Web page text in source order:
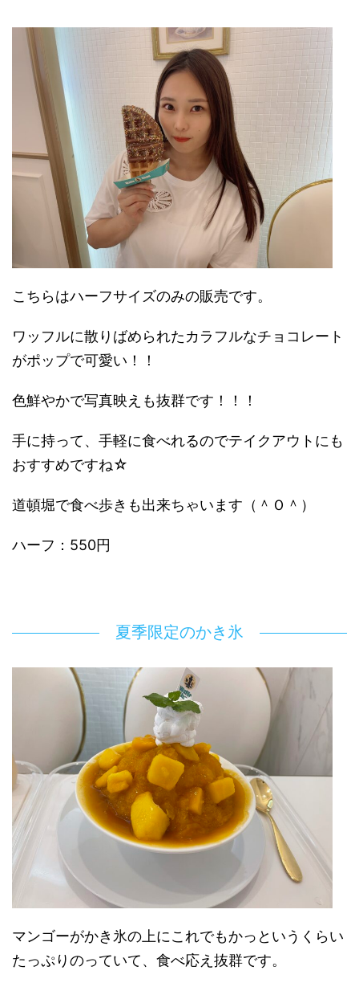
こちらはハーフサイズのみの販売です。
ワッフルに散りばめられたカラフルなチョコレート
がポップで可愛い！！
色鮮やかで写真映えも抜群です！！！
手に持って、手軽に食べれるのでテイクアウトにも
おすすめですね☆
道頓堀で食べ歩きも出来ちゃいます（＾Ｏ＾）
ハーフ：550円
夏季限定のかき氷
マンゴーがかき氷の上にこれでもかっというくらい
たっぷりのっていて、食べ応え抜群です。